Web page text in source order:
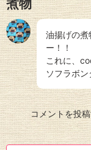
煮物
油揚げの
ー！！
これに、
ソフラボン
コメントを投